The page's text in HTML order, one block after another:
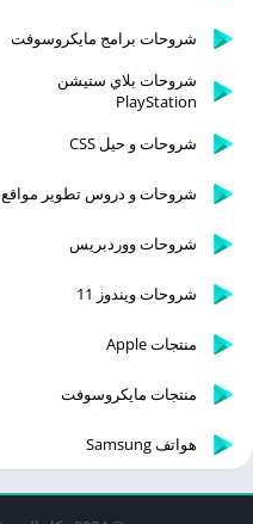
شروحات برامج مايكروسوفت
شروحات بلاي ستيشن
PlayStation
شروحات و حيل CSS
شروحات و دروس تطوير مواقع
شروحات ووردبريس
شروحات ويندوز 11
منتجات Apple
منتجات مايكروسوفت
هواتف Samsung